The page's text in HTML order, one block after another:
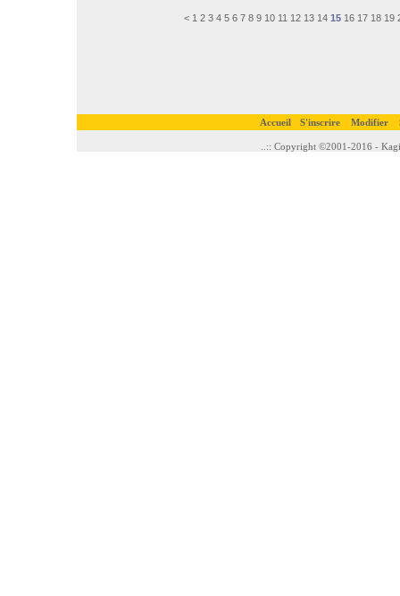
< 1 2 3 4 5 6 7 8 9 10 11 12 13 14 15 16 17 18 19
Accueil S'inscrire Modifier
..:: Copyright ©2001-2016 -